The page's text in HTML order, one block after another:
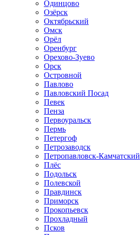
Одинцово
Озёрск
Октябрьский
Омск
Орёл
Оренбург
Орехово-Зуево
Орск
Островной
Павлово
Павловский Посад
Певек
Пенза
Первоуральск
Пермь
Петергоф
Петрозаводск
Петропавловск-Камчатский
Плёс
Подольск
Полевской
Правдинск
Приморск
Прокопьевск
Прохладный
Псков